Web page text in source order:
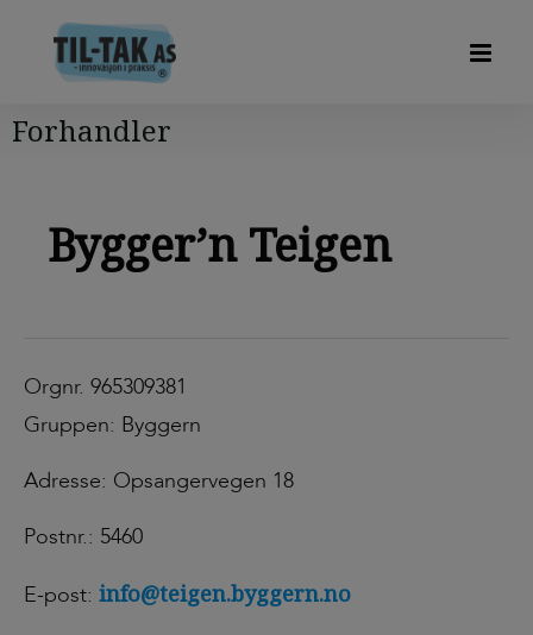
Forhandler
Bygger’n Teigen
Orgnr. 965309381
Gruppen: Byggern
Adresse: Opsangervegen 18
Postnr.: 5460
E-post: info@teigen.byggern.no